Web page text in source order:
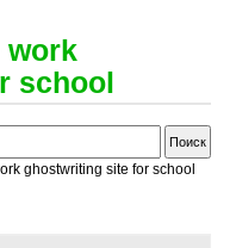
work
school
ghostwriting site for school